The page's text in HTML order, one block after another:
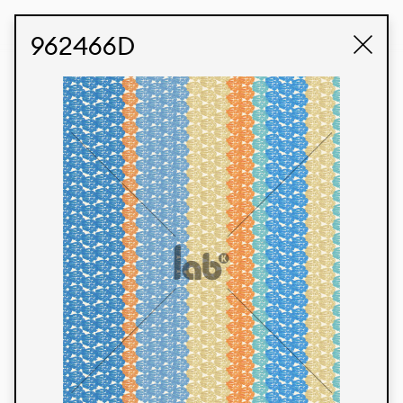
962466D
Produtos
Temos orgulho de expressar nossa identidade
brasileira por meio de nossos tecidos e estampas
personalizadas, trabalhando em colaboração
com nossos clientes e dando vida aos seus
conceitos e criações. Nossa extensa linha de
produtos tem opções para diferentes mercados.
Oferecemos também tecidos ecológicos e
tecnológicos que podem ser acabados em
qualquer cor sólida ou impressão digital.
Cores